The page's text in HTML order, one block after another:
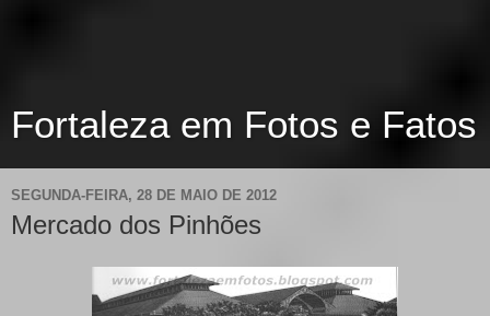
Fortaleza em Fotos e Fatos
SEGUNDA-FEIRA, 28 DE MAIO DE 2012
Mercado dos Pinhões